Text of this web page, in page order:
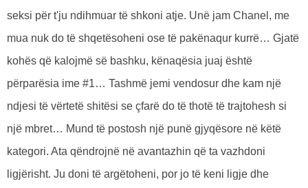
seksi për t'ju ndihmuar të shkoni atje. Unë jam Chanel, me
mua nuk do të shqetësoheni ose të pakënaqur kurrë… Gjatë
kohës që kalojmë së bashku, kënaqësia juaj është
përparësia ime #1… Tashmë jemi vendosur dhe kam një
ndjesi të vërtetë shitësi se çfarë do të thotë të trajtohesh si
një mbret… Mund të postosh një punë gjyqësore në këtë
kategori. Ata qëndrojnë në avantazhin që ta vazhdoni
ligjërisht. Ju doni të argëtoheni, por jo të keni ligje dhe